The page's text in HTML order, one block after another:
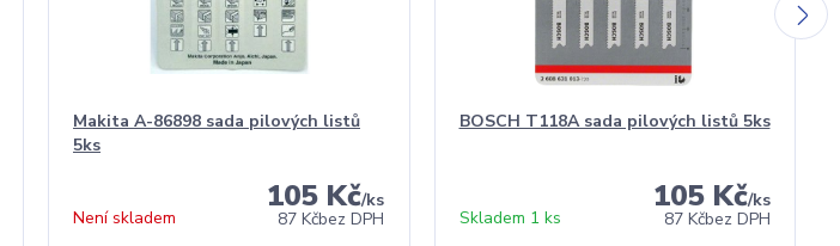
Makita A-86898 sada pilových listů
5ks
105 Kč/ks
87 Kčbez DPH
Není skladem
BOSCH T118A sada pilových listů 5ks
105 Kč/ks
87 Kčbez DPH
Skladem 1 ks